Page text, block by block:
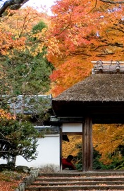
pour